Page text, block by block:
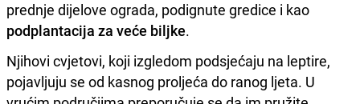
prednje dijelove ograda, podignute gredice i kao
podplantacija za veće biljke.
Njihovi cvjetovi, koji izgledom podsjećaju na leptire,
pojavljuju se od kasnog proljeća do ranog ljeta. U